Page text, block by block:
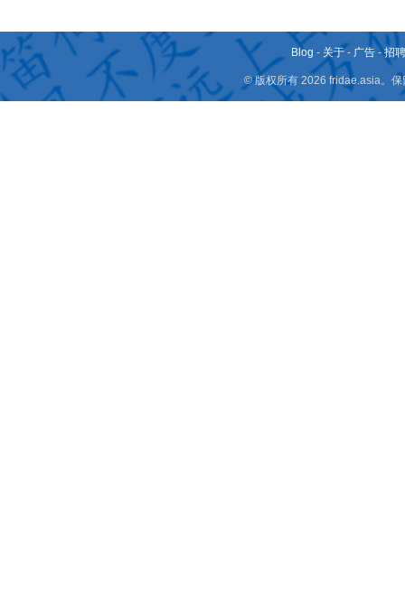
Blog - 关于 - 广告 -招
© 版权所有 2026 fridae.asia。